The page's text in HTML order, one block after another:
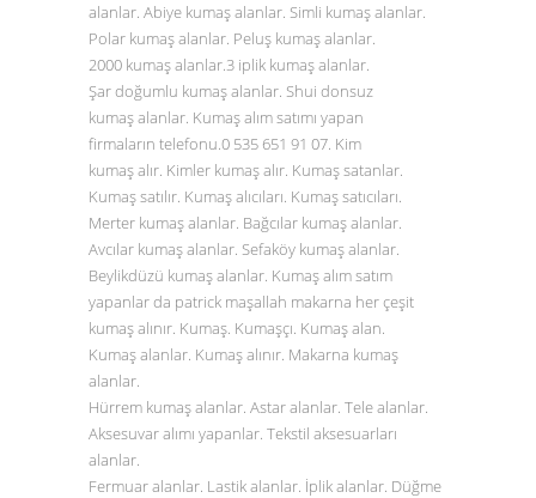
alanlar. Abiye kumaş alanlar. Simli kumaş alanlar.
Polar kumaş alanlar. Peluş kumaş alanlar.
2000 kumaş alanlar.3 iplik kumaş alanlar.
Şar doğumlu kumaş alanlar. Shui donsuz
kumaş alanlar. Kumaş alım satımı yapan
firmaların telefonu.0 535 651 91 07. Kim
kumaş alır. Kimler kumaş alır. Kumaş satanlar.
Kumaş satılır. Kumaş alıcıları. Kumaş satıcıları.
Merter kumaş alanlar. Bağcılar kumaş alanlar.
Avcılar kumaş alanlar. Sefaköy kumaş alanlar.
Beylikdüzü kumaş alanlar. Kumaş alım satım
yapanlar da patrick maşallah makarna her çeşit
kumaş alınır. Kumaş. Kumaşçı. Kumaş alan.
Kumaş alanlar. Kumaş alınır. Makarna kumaş
alanlar.
Hürrem kumaş alanlar. Astar alanlar. Tele alanlar.
Aksesuvar alımı yapanlar. Tekstil aksesuarları
alanlar.
Fermuar alanlar. Lastik alanlar. İplik alanlar. Düğme